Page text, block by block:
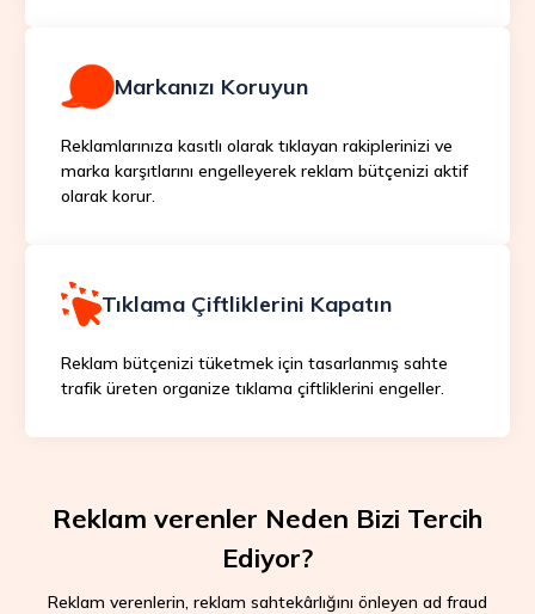
Markanızı Koruyun
Reklamlarınıza kasıtlı olarak tıklayan rakiplerinizi ve
marka karşıtlarını engelleyerek reklam bütçenizi aktif
olarak korur.
Tıklama Çiftliklerini Kapatın
Reklam bütçenizi tüketmek için tasarlanmış sahte
trafik üreten organize tıklama çiftliklerini engeller.
Reklam verenler Neden Bizi Tercih
Ediyor?
Reklam verenlerin, reklam sahtekârlığını önleyen ad fraud